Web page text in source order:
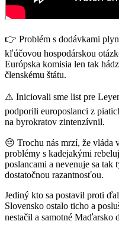
👉 Problém s dodávkami
kľúčovou hospodárskou
Európska komisia len tak
členskému štátu.
⚠️ Iniciovali sme list pre
podporili europoslanci z
na byrokratov zintenzívnil.
😔 Trochu nás mrzí, že vláda
problémy s kadejakými
poslancami a nevenuje sa tak
dostatočnou razantnosťou.
Jediný kto sa postavil proti
Slovensko ostalo ticho a
nestačil a samotné